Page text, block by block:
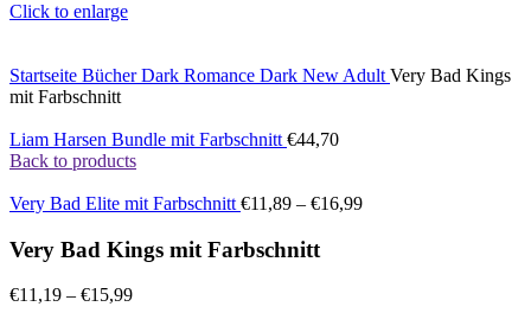
Click to enlarge
Startseite BücherDark Romance Dark New Adult Very Bad Kings
mit Farbschnitt
Liam Harsen Bundle mit Farbschnitt €44,70
Back to products
Very Bad Elite mit Farbschnitt €11,89 – €16,99
Very Bad Kings mit Farbschnitt
€11,19 – €15,99